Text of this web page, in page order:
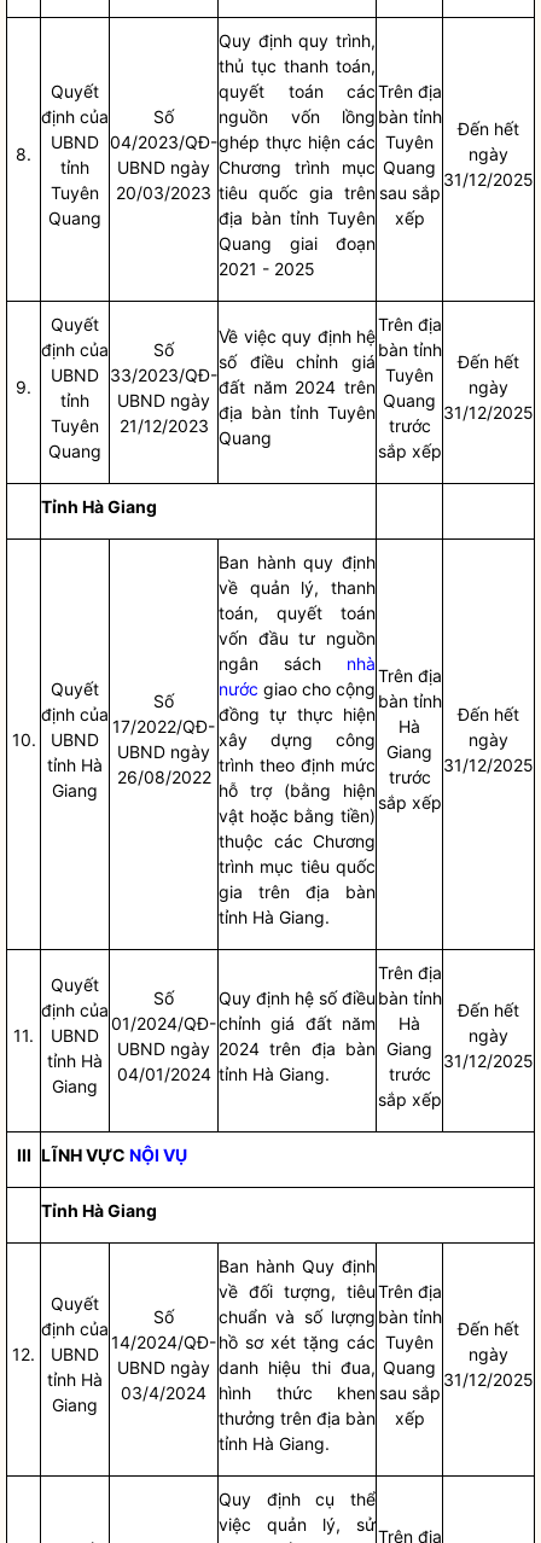
8.
Quyết
định của
UBND
tỉnh
Tuyên
Quang
Số
04/2023/QĐ-
UBND ngày
20/03/2023
Quy định quy trình,
thủ tục thanh toán,
quyết toán các
nguồn vốn lồng
ghép thực hiện các
Chương trình mục
tiêu quốc gia trên
địa bàn tỉnh Tuyên
Quang giai đoạn
2021 - 2025
Trên địa
bàntỉnh
Tuyên
Quang
sau sắp
xếp
Đến hết
ngày
31/12/2025
9.
Quyết
định của
UBND
tỉnh
Tuyên
Quang
Số
33/2023/QĐ-
UBND ngày
21/12/2023
Về việc quy định hệ
số điều chỉnh giá
đất năm 2024 trên
địa bàn tỉnh Tuyên
Quang
Trên địa
bàntỉnh
Tuyên
Quang
trước
sắp xếp
Đến hết
ngày
31/12/2025
Tỉnh Hà Giang
10.
Quyết
định của
UBND
tỉnh Hà
Giang
Số
17/2022/QĐ-
UBND ngày
26/08/2022
Ban hành quy định
về quản lý, thanh
toán, quyết toán
vốn đầu tư nguồn
ngân sách nhà
nước giao cho cộng
đồng tự thực hiện
xây dựng công
trình theo định mức
hỗ trợ (bằng hiện
vật hoặc bằng tiền)
thuộc các Chương
trình mục tiêu quốc
gia trên địa bàn
tỉnh Hà Giang.
Trên địa
bàntỉnh
Hà
Giang
trước
sắp xếp
Đến hết
ngày
31/12/2025
11.
Quyết
định của
UBND
tỉnh Hà
Giang
Số
01/2024/QĐ-
UBND ngày
04/01/2024
Quy định hệ số điều
chỉnh giá đất năm
2024 trên địa bàn
tỉnh Hà Giang.
Trên địa
bàntỉnh
Hà
Giang
trước
sắp xếp
Đến hết
ngày
31/12/2025
III LĨNH VỰC NỘI VỤ
Tỉnh Hà Giang
12.
Quyết
định của
UBND
tỉnh Hà
Giang
Số
14/2024/QĐ-
UBND ngày
03/4/2024
Ban hành Quy định
về đối tượng, tiêu
chuẩn và số lượng
hồ sơ xét tặng các
danh hiệu thi đua,
hình thức khen
thưởng trên địa bàn
tỉnh Hà Giang.
Trên địa
bàntỉnh
Tuyên
Quang
sau sắp
xếp
Đến hết
ngày
31/12/2025
Quy định cụ thể
việc quản lý, sử
Trên địa